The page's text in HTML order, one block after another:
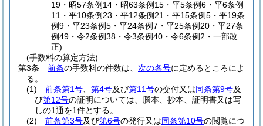
19・昭57条例14・昭63条例15・平5条例6・平6条例
11・平10条例23・平12条例21・平15条例5・平19条
例9・平23条例5・平24条例7・平25条例20・平27条
例49・令2条例38・令3条例40・令6条例2・一部改
正)
(手数料の算定方法)
第3条
前条の手数料の件数は、 次の各号に定めるところによ
る。
(1)
前条第1号 第4号及び第11号の交付又は同条第9号及
び第12号の証明については、謄本、抄本、証明書又は写
しの1通を1件とする。
(2)
前条第3号及び第6号の発行又は同条第10号の閲覧につ